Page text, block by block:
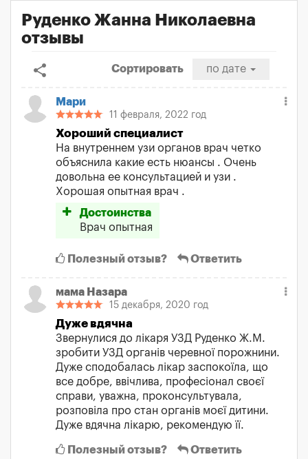
Руденко Жанна Николаевна
отзывы
share
Сортировать по дате
Мари
11 февраля, 2022 год
Хороший специалист
На внутреннем узи органов врач четко
объяснила какие есть нюансы . Очень
довольна ее консультацией и узи .
Хорошая опытная врач .
Достоинства
Врач опытная
Полезный отзыв? Ответить
мама Назара
15 декабря, 2020 год
Дуже вдячна
Звернулися до лікаря УЗД Руденко Ж.М.
зробити УЗД органів черевної порожнини.
Дуже сподобалась лікар заспокоїла, що
все добре, ввічлива, професіонал своєї
справи, уважна, проконсультувала,
розповіла про стан органів моєї дитини.
Дуже вдячна лікарю, рекомендую її.
Полезный отзыв? Ответить